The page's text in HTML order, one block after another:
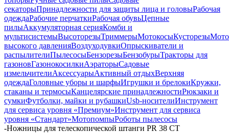
секаторыПринадлежности для защиты лица и головыРабочая
одеждаРабочие перчаткиРабочая обувьЦепные
пилыАккумуляторная серияКомби и
мультисистемыВысоторезыТриммерыМотокосыКусторезы
высокого давленияВоздуходувкиОпрыскиватели и
распылителиПылесосыБензорезыБензобурыТракторы для
газоновГазонокосилкиАэраторыСадовые
измельчителиАксессуарыАктивный отдыхВерхняя
одеждаГоловные уборы и шарфыИгрушки и брелокиКружки,
стаканы и термосыКанцелярские принадлежностиРюкзаки и
сумкиФутболки, майки и рубашкиUsb-носителиИнструмент
для сервиса уровня «Премиум»Инструмент для сервиса
уровня «Стандарт»МотопомпыРоботы пылесосы
-Ножницы для телескопической штанги PR 38 CT